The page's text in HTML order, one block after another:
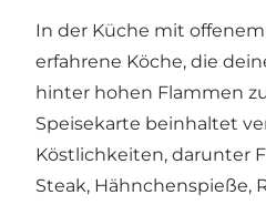
In der Küche mit
erfahrene Köche, die
hinter hohen Flammen
Speisekarte beinhaltet
Köstlichkeiten, darunter
Steak, Hähnchenspieße,